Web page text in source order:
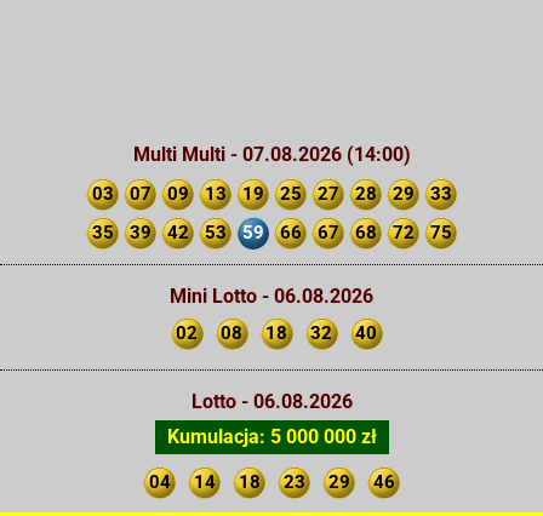
Multi Multi - 07.08.2026 (14:00)
03 07 09 13 19 25 27 28 29
33
35
39 42 53 59 66 67 68 72 75
Mini Lotto - 06.08.2026
02 08 18 32 40
Lotto - 06.08.2026
Kumulacja: 5 000 000 zł
04 14 18 23 29 46